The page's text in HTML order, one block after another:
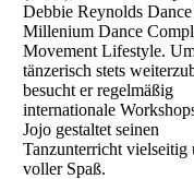
Debbie Reynolds
Millenium Dance
Movement Lifestyle.
tänzerisch stets
besucht er regelmäßig
internationale
Jojo gestaltet seinen
Tanzunterricht vielseitig
voller Spaß.